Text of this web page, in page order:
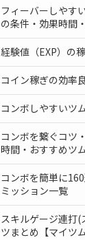
フィーバーしやす
の条件・効果時間
経験値（EXP）の
コイン稼ぎの効率
コンボしやすいツ
コンボを繋ぐコツ
時間・おすすめツ
コンボを簡単に
ミッション一覧
スキルゲージ連打(
ツまとめ【マイツ